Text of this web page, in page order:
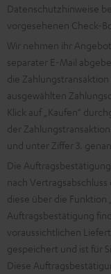
Datenschutzhinweise
vorgesehenen Check-
Wir nehmen ihr
separater E-Mail
die
ausgewählten
Klick auf „Kaufen“
der
und unter Ziffer 3.
Die
nach
diese über die Funktion
Auftragsbestätigung
voraussichtlichen
gespeichert und ist für
Diese